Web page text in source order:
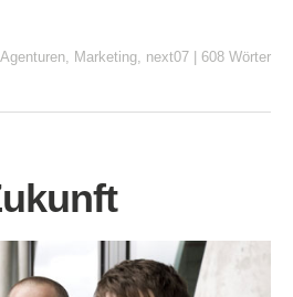
Agenturen, Marketing, next07 608 Wörter